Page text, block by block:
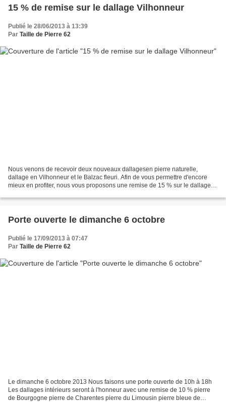
15 % de remise sur le dallage Vilhonneur
Publié le 28/06/2013 à 13:39
Par Taille de Pierre 62
Nous venons de recevoir deux nouveaux dallagesen pierre naturelle,
dallage en Vilhonneur et le Balzac fleuri. Afin de vous permettre d'encore
mieux en profiter, nous vous proposons une remise de 15 % sur le dallage
Porte ouverte le dimanche 6 octobre
Publié le 17/09/2013 à 07:47
Par Taille de Pierre 62
Le dimanche 6 octobre 2013 Nous faisons une porte ouverte de 10h à 18h
Les dallages intérieurs seront à l'honneur avec une remise de 10 % pierre
de Bourgogne pierre de Charentes pierre du Limousin pierre bleue de